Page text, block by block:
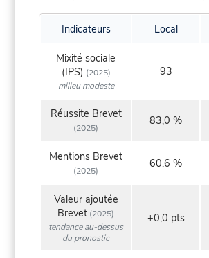
Indicateurs Local
Mixité sociale
(IPS) (2025)
milieu modeste
93
Réussite Brevet
(2025)
83,0 %
Mentions Brevet
(2025)
60,6 %
Valeur ajoutée
Brevet (2025)
tendance au-dessus
du pronostic
+0,0 pts